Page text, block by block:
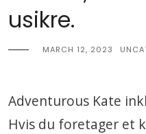
usikre.
MARCH 12, 2023
Adventurous Kate
Hvis du foretager et